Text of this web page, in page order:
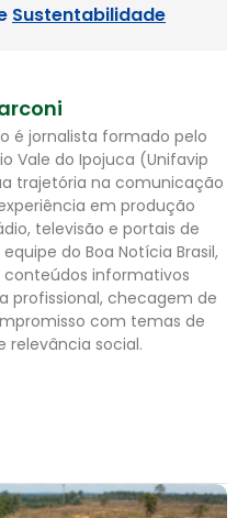
Sustentabilidade
é jornalista formado pelo
Vale do Ipojuca (Unifavip
trajetória na comunicação
em produção
televisão e portais de
do Boa Notícia Brasil,
informativos
profissional, checagem de
com temas de
relevância social.